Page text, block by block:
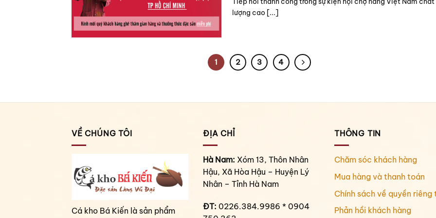
lượng cao [...]
1 2 3 4
VỀ CHÚNG TÔI
Cá kho Bá Kiến là sản phẩm
ĐỊA CHỈ
Hà Nam: Xóm 13, Thôn Nhân
Hậu, Xã Hòa Hậu – Huyện Lý
Nhân – Tỉnh Hà Nam
ĐT: 0226.384.9986 * 0904
THÔNG TIN
Chăm sóc khách hàng
Mua hàng và thanh toán
Chính sách về quyền riêng
Phản hồi khách hàng